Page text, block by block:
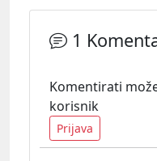
1
Komentirati
korisnik
Prijava